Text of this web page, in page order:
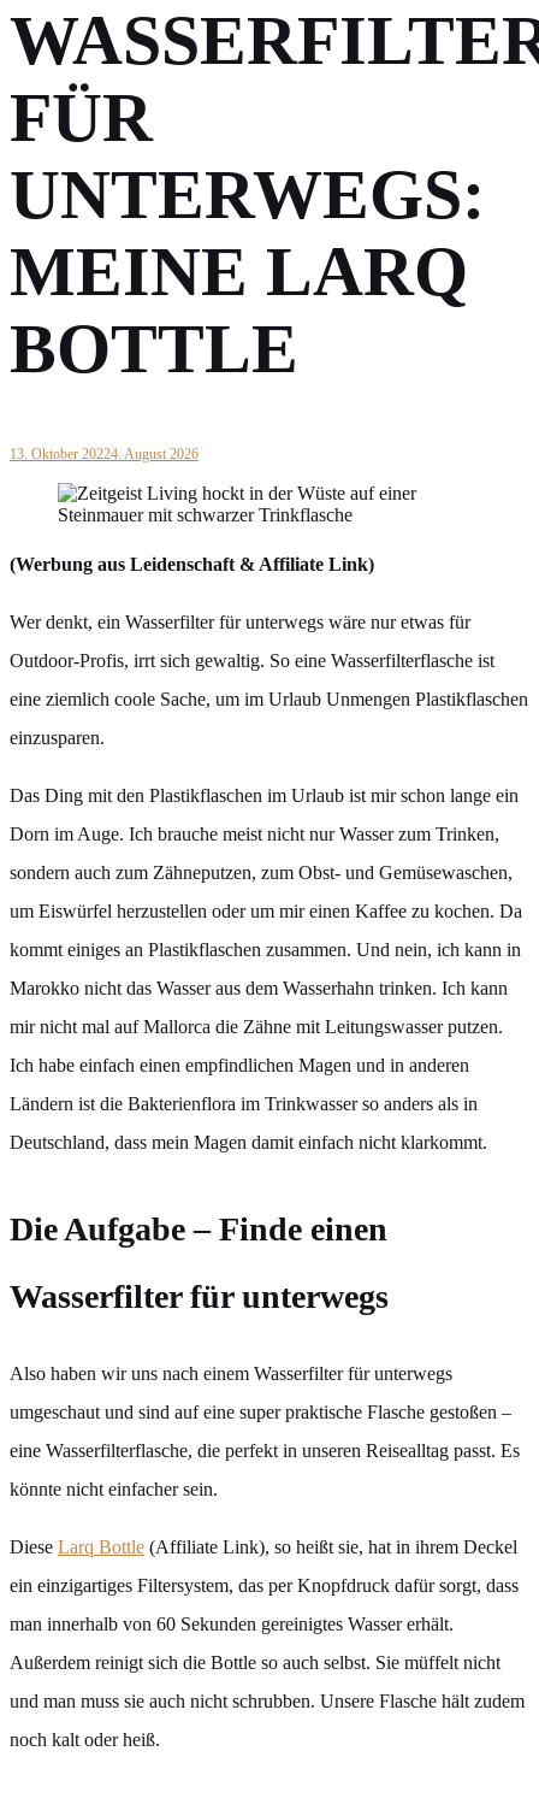
FÜR
UNTERWEGS:
MEINE LARQ
BOTTLE
13. Oktober 20224. August 2026
(Werbung aus Leidenschaft & Affiliate Link)
Wer denkt, ein Wasserfilter für unterwegs wäre nur etwas für
Outdoor-Profis, irrt sich gewaltig. So eine Wasserfilterflasche ist
eine ziemlich coole Sache, um im Urlaub Unmengen Plastikflaschen
einzusparen.
Das Ding mit den Plastikflaschen im Urlaub ist mir schon lange ein
Dorn im Auge. Ich brauche meist nicht nur Wasser zum Trinken,
sondern auch zum Zähneputzen, zum Obst- und Gemüsewaschen,
um Eiswürfel herzustellen oder um mir einen Kaffee zu kochen. Da
kommt einiges an Plastikflaschen zusammen. Und nein, ich kann in
Marokko nicht das Wasser aus dem Wasserhahn trinken. Ich kann
mir nicht mal auf Mallorca die Zähne mit Leitungswasser putzen.
Ich habe einfach einen empfindlichen Magen und in anderen
Ländern ist die Bakterienflora im Trinkwasser so anders als in
Deutschland, dass mein Magen damit einfach nicht klarkommt.
Die Aufgabe – Finde einen
Wasserfilter für unterwegs
Also haben wir uns nach einem Wasserfilter für unterwegs
umgeschaut und sind auf eine super praktische Flasche gestoßen –
eine Wasserfilterflasche, die perfekt in unseren Reisealltag passt. Es
könnte nicht einfacher sein.
Diese Larq Bottle (Affiliate Link), so heißt sie, hat in ihrem Deckel
ein einzigartiges Filtersystem, das per Knopfdruck dafür sorgt, dass
man innerhalb von 60 Sekunden gereinigtes Wasser erhält.
Außerdem reinigt sich die Bottle so auch selbst. Sie müffelt nicht
und man muss sie auch nicht schrubben. Unsere Flasche hält zudem
noch kalt oder heiß.